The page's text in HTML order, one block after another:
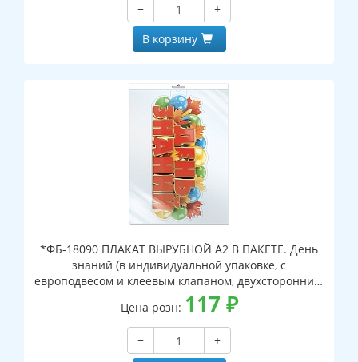
−
+
В корзину
*ФБ-18090 ПЛАКАТ ВЫРУБНОЙ А2 В ПАКЕТЕ. День
знаний (в индивидуальной упаковке, с
европодвесом и клеевым клапаном, двухсторонний,
ВД-лак)
Цена розн: 117 ₽
−
+